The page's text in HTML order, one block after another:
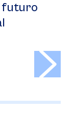
futuro